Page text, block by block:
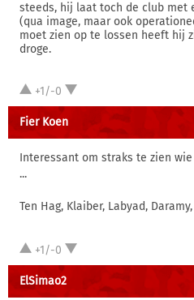
steeds, hij laat toch de club met
(qua image, maar ook
moet zien op te lossen heeft hij
droge.
+1/-0
Fier Koen
Interessant om straks te zien
...
Ten Hag, Klaiber, Labyad,
+1/-0
ElSimao2